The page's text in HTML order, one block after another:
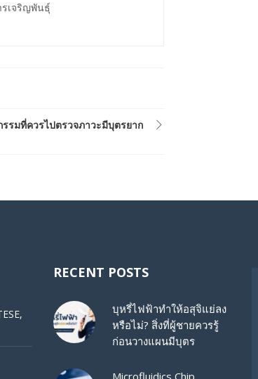
เจริญพันธ์ุ
รมที่ควรไปตรวจภาวะมีบุตรยาก
RECENT POSTS
บุหรี่ไฟฟ้าทำให้อสุจิแย่ลง
หรือไม่? สิ่งที่ผู้ชายควรรู้
ก่อนวางแผนมีบุตร
Microfluidics Chip